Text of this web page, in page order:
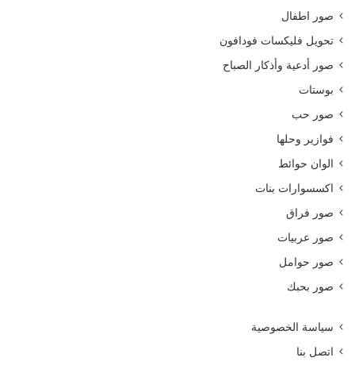
صور اطفال
تحويل فليكسات فودافون
صور أدعية وأذكار الصباح
بوستات
صور حب
فوازير وحلها
الوان حوائط
اكسسوارات بنات
صور فراق
صور عربيات
صور حوامل
صور بحبك
سياسة الخصوصية
اتصل بنا